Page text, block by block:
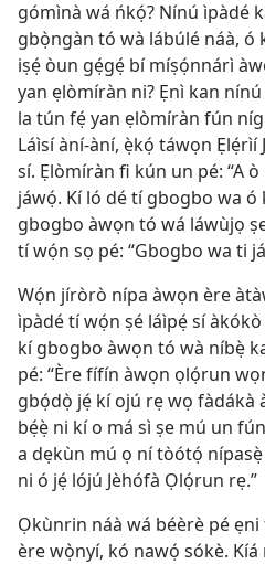
gómìnà wá ńkọ́? Nínú ìpàdé
gbọ̀ngàn tó wà lábúlé náà, ó
iṣẹ́ òun gẹ́gẹ́ bí míṣọ́nnárì
yan ẹlòmíràn ni? Ẹnì kan
la tún fẹ́ yan ẹlòmíràn fún
Láìsí àní-àní, ẹ̀kọ́ táwọn
sí. Ẹlòmíràn fi kún un pé: “A
jáwọ́. Kí ló dé tí gbogbo wa ó
gbogbo àwọn tó wá láwùjọ
tí wọ́n sọ pé: “Gbogbo wa ti
Wọ́n jíròrò nípa àwọn ère
ìpàdé tí wọ́n ṣé láìpẹ́ sí
kí gbogbo àwọn tó wà níbẹ̀
pé: “Ère fífín àwọn ọlọ́run
gbọ́dọ̀ jẹ́ kí ojú rẹ wọ fàdákà
bẹ́ẹ̀ ni kí o má sì ṣe mú un
a dẹkùn mú ọ ní tòótọ́
ni ó jẹ́ lójú Jèhófà Ọlọ́run rẹ.”
Ọkùnrin náà wá béèrè pé
ère wọ̀nyí, kó nawọ́ sókè.